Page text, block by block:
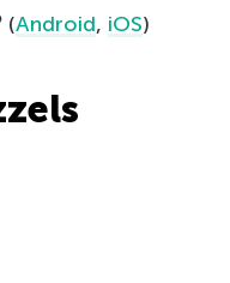
(Android, iOS)